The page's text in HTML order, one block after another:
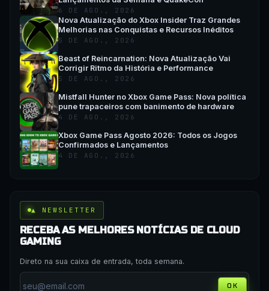
6 DE AGO., 2026
Nova Atualização do Xbox Insider Traz Grandes
Melhorias nas Conquistas e Recursos Inéditos
5 DE AGO., 2026
Beast of Reincarnation: Nova Atualização Vai
Corrigir Ritmo da História e Performance
5 DE AGO., 2026
Mistfall Hunter no Xbox Game Pass: Nova política
pune trapaceiros com banimento de hardware
4 DE AGO., 2026
Xbox Game Pass Agosto 2026: Todos os Jogos
Confirmados e Lançamentos
4 DE AGO., 2026
▲ NEWSLETTER
RECEBA AS MELHORES NOTÍCIAS DE CLOUD
GAMING
Direto na sua caixa de entrada, toda semana.
OK